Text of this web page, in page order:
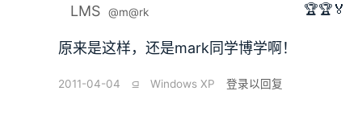
LMS @m@rk 🏆🏆🏅
原来是这样，还是mark同学博学啊！
2011-04-04 ⫑ Windows XP 登录以回复